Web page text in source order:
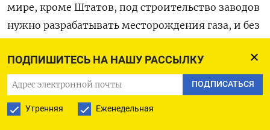
ПОДПИШИТЕСЬ НА НАШУ РАССЫЛКУ
ПОДПИСАТЬСЯ
Утренняя Еженедельная
мире, кроме Штатов, под строительство заводов
нужно разрабатывать месторождения газа, и без
банки просто не выдадут кредиты на эти цели,
объясняет эксперт.
Но основное ограничение для «Новатэка» —